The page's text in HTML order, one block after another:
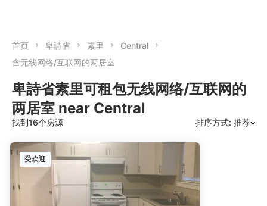
首页 卑詩省 素里
Central
含无线网络/互联网的两居室
卑詩省素里可租包无线网络/互联网的
两居室 near Central
找到16个房源 排序方式: 推荐
推荐
日期: 最新日期在前
日期: 过往日期在前
受欢迎